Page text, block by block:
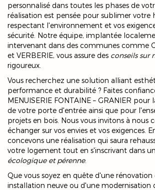
personnalisé dans toutes les phases de
réalisation est pensée pour sublimer
respectant l'environnement et vos
sécurité. Notre équipe, implantée
intervenant dans des communes comme
et VERBERIE, vous assure des conseils sur
rigoureux.
Vous recherchez une solution alliant
performance et durabilité ? Faites
MENUISERIE FONTAINE – GRANIER
de votre porte d'entrée ainsi que pour
projets en bois. Nous vous invitons à nous
échanger sur vos envies et vos exigences.
concevons une réalisation qui saura
votre logement tout en s'inscrivant dans
écologique et pérenne.
Que vous soyez en quête d'une
installation neuve ou d'une modernisation